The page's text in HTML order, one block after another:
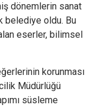
dönemlerin sanat
belediye oldu. Bu
eserler, bilimsel
korunması
Müdürlüğü
süsleme